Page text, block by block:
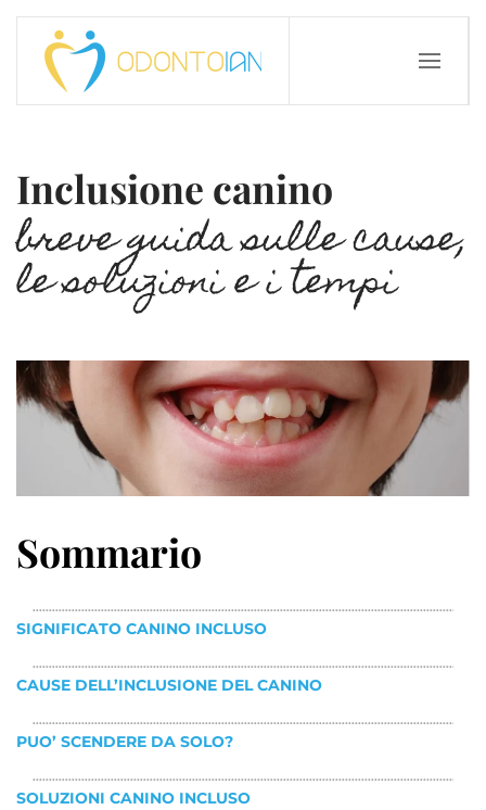
Inclusione canino
breve guida sulle cause,
le soluzioni e i tempi
Sommario
SIGNIFICATO CANINO INCLUSO
CAUSE DELL’INCLUSIONE DEL CANINO
PUO’ SCENDERE DA SOLO?
SOLUZIONI CANINO INCLUSO